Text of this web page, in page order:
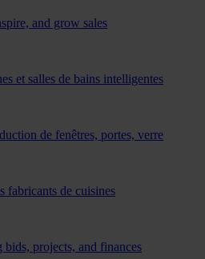
and grow sales
et salles de bains intelligentes
de fenêtres, portes, verre
fabricants de cuisines
projects, and finances